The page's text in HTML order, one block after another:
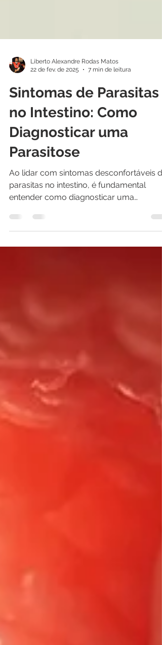
22 de fev. de 2025
7 min de leitura
Sintomas de Parasitas
no Intestino: Como
Diagnosticar uma
Parasitose
Ao lidar com sintomas desconfortáveis de
parasitas no intestino, é fundamental
entender como diagnosticar uma